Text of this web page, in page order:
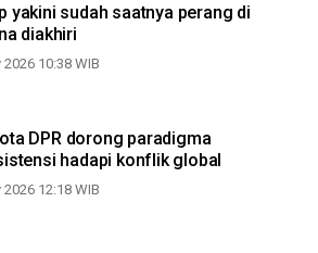
yakini sudah saatnya perang di
diakhiri
2026 10:38 WIB
DPR dorong paradigma
hadapi konflik global
2026 12:18 WIB